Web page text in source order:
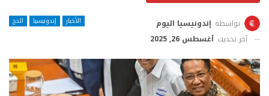
الأخبار إندونيسيا الحج بواسطة إندونيسيا اليوم
آخر تحديث أغسطس 26, 2025